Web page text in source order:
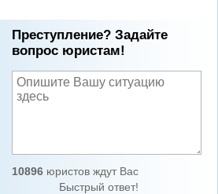
Преступление? Задайте
вопрос юристам!
10896юристов ждут Вас
Быстрый ответ!